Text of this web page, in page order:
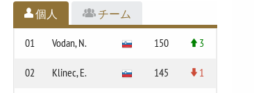
個人 チーム
01 Vodan, N. 150 3
02 Klinec, E. 145 1